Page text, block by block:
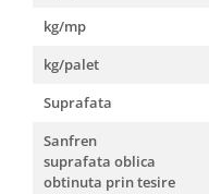
kg/mp
kg/palet
Suprafata
Sanfren
suprafata oblica
obtinuta prin tesire